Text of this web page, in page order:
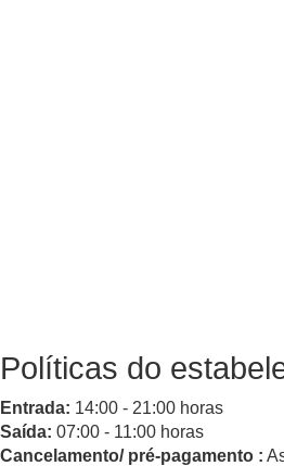
Políticas do
Entrada: 14:00 - 21:00 horas
Saída: 07:00 - 11:00 horas
Cancelamento/ pré-pagamento :